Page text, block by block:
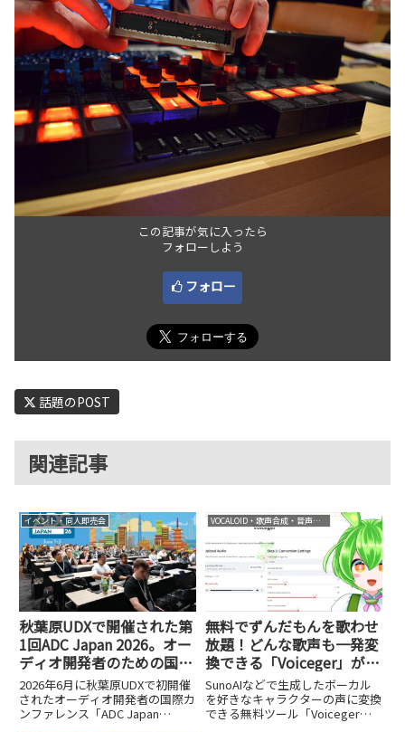
この記事が気に入ったら
フォローしよう
フォロー
話題のPOST
関連記事
イベント・同人即売会
秋葉原UDXで開催された第
1回ADC Japan 2026。オー
ディオ開発者のための国際
カンファレンスがついに日
本上陸
2026年6月に秋葉原UDXで初開催
されたオーディオ開発者の国際カ
ンファレンス「ADC Japan
VOCALOID・歌声合成・音声合成
無料でずんだもんを歌わせ
放題！どんな歌声も一発変
換できる「Voiceger」が凄
い
SunoAIなどで生成したボーカル
を好きなキャラクターの声に変換
できる無料ツール「Voiceger」